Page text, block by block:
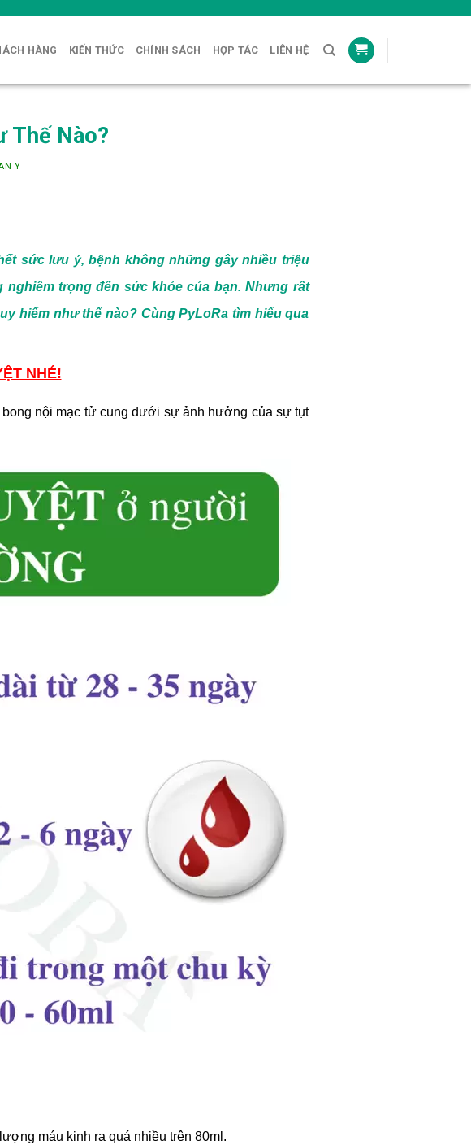
HÀNG KIẾN THỨC CHÍNH SÁCH HỢP TÁC LIÊN HỆ
Thế Nào?
Y
sức lưu ý, bệnh không những gây nhiều triệu
trọng đến sức khỏe của bạn. Nhưng rất
hiểm như thế nào? Cùng PyLoRa tìm hiểu qua
NHÉ!
nội mạc tử cung dưới sự ảnh hưởng của sự tụt
máu kinh ra quá nhiều trên 80ml.